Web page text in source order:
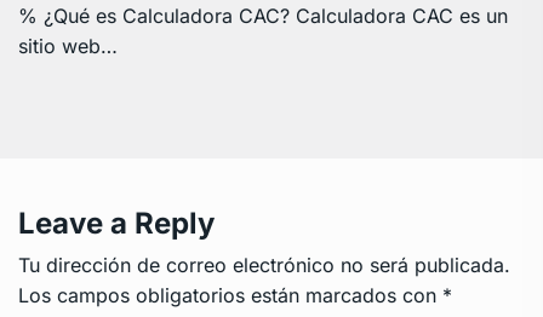
% ¿Qué es Calculadora CAC? Calculadora CAC es un
sitio web…
Leave a Reply
Tu dirección de correo electrónico no será publicada.
Los campos obligatorios están marcados con *